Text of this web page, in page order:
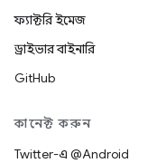
ফ্যাক্টরি ইমেজ
ড্রাইভার বাইনারি
GitHub
কানেক্ট করুন
Twitter-এ @Android